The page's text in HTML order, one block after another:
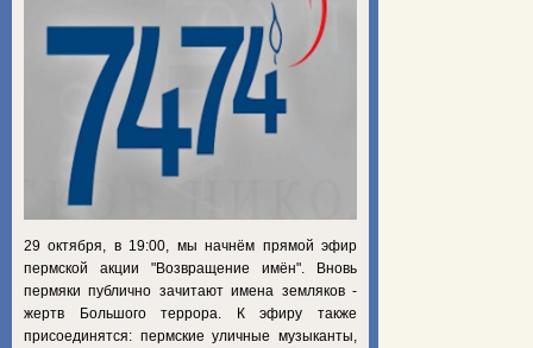
29 октября, в 19:00, мы начнём прямой эфир
пермской акции "Возвращение имён". Вновь
пермяки публично зачитают имена земляков -
жертв Большого террора. К эфиру также
присоединятся: пермские уличные музыканты,